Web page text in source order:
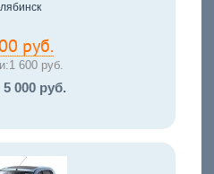
руб.
1 600 руб.
5 000 руб.